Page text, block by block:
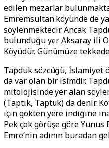
edilen mezarlar
Emremsultan köyünde de
söylenmektedir. Ancak
bulunduğu yer Aksaray ili
Köyüdür. Günümüze
Tapduk sözcüğü, İslamiyet
da var olan bir isimdir.
mitolojisinde yer alan
(Taptık, Taptuk) da denir.
için gökten yere indiğine
Pek çok görüşe göre Yunus
Emre’nin adının buradan